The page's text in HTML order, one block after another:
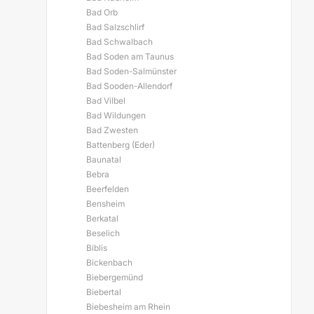
Bad Orb
Bad Salzschlirf
Bad Schwalbach
Bad Soden am Taunus
Bad Soden-Salmünster
Bad Sooden-Allendorf
Bad Vilbel
Bad Wildungen
Bad Zwesten
Battenberg (Eder)
Baunatal
Bebra
Beerfelden
Bensheim
Berkatal
Beselich
Biblis
Bickenbach
Biebergemünd
Biebertal
Biebesheim am Rhein